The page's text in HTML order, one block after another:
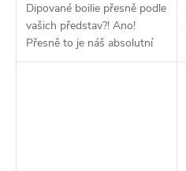
Dipované boilie přesně podle
vašich představ?! Ano!
Přesně to je náš absolutní
bestseller v novém balení.